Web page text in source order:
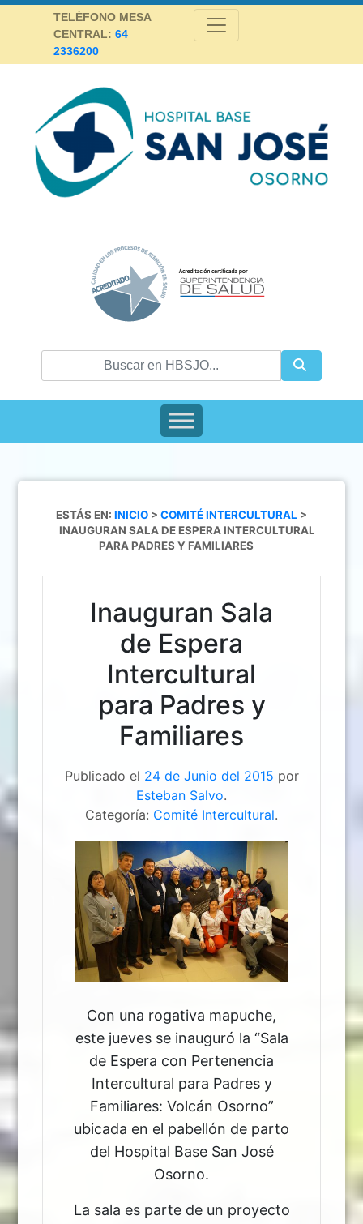
Skip
TELÉFONO MESA
CENTRAL: 64
2336200
ESTÁS EN: INICIO > COMITÉ INTERCULTURAL >
INAUGURAN SALA DE ESPERA INTERCULTURAL
PARA PADRES Y FAMILIARES
Inauguran Sala
de Espera
Intercultural
para Padres y
Familiares
Publicado el 24 de Junio del 2015 por
Esteban Salvo.
Categoría: Comité Intercultural.
Con una rogativa mapuche,
este jueves se inauguró la “Sala
de Espera con Pertenencia
Intercultural para Padres y
Familiares: Volcán Osorno”
ubicada en el pabellón de parto
del Hospital Base San José
Osorno.
La sala es parte de un proyecto